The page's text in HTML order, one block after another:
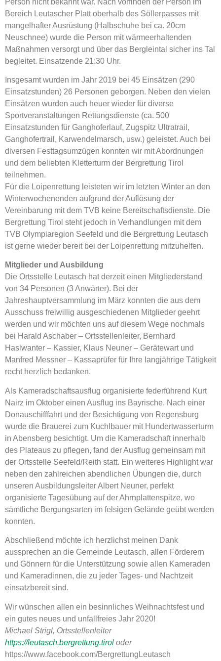
Bereich Leutascher Platt oberhalb des Söllerpasses mit
mangelhafter Ausrüstung (Halbschuhe bei ca. 20cm
Neuschnee) wurde die Person mit wärmeerhaltenden
Maßnahmen versorgt und über das Bergleintal sicher ins Tal
begleitet. Einsatzende 21:30 Uhr.
Insgesamt wurden im Jahr 2019 bei 45 Einsätzen (290
Einsatzstunden) 26 Personen geborgen. Neben den vielen
Einsätzen wurden auch heuer wieder für diverse
Sportveranstaltungen Rettungsdienste (ca. 500
Einsatzstunden für Ganghoferlauf, Zugspitz Ultratrail,
Ganghofertrail, Karwendelmarsch, usw.) geleistet. Auch bei
diversen Festtagsumzügen konnten wir mit Abordnungen
und dem beliebten Kletterturm der Bergrettung Tirol
teilnehmen.
Für die Loipenrettung leisteten wir im letzten Winter an den
Winterwochenenden aufgrund der Auflösung der
Vereinbarung mit dem TVB keine Bereitschaftsdienste. Die
Bergrettung Tirol steht jedoch in Verhandlungen mit dem
TVB Olympiaregion Seefeld und die Bergrettung Leutasch
ist gerne wieder bereit bei der Loipenrettung mitzuhelfen.
Mitglieder und Ausbildung
Die Ortsstelle Leutasch hat derzeit einen Mitgliederstand
von 34 Personen (3 Anwärter). Bei der
Jahreshauptversammlung im März konnten die aus dem
Ausschuss freiwillig ausgeschiedenen Mitglieder geehrt
werden und wir möchten uns auf diesem Wege nochmals
bei Harald Aschaber – Ortsstellenleiter, Bernhard
Haslwanter – Kassier, Klaus Neuner – Gerätewart und
Manfred Messner – Kassaprüfer für Ihre langjährige Tätigkeit
recht herzlich bedanken.
Als Kameradschaftsausflug organisierte federführend Kurt
Nairz im Oktober einen Ausflug ins Bayrische. Nach einer
Donauschifffahrt und der Besichtigung von Regensburg
wurde die Brauerei zum Kuchlbauer mit Hundertwasserturm
in Abensberg besichtigt. Um die Kameradschaft innerhalb
des Plateaus zu pflegen, fand der Ausflug gemeinsam mit
der Ortsstelle Seefeld/Reith statt. Ein weiteres Highlight war
neben den zahlreichen abendlichen Übungen die, durch
unseren Ausbildungsleiter Albert Neuner, perfekt
organisierte Tagesübung auf der Ahrnplattenspitze, wo
sämtliche Bergungsarten im felsigen Gelände geübt werden
konnten.
Abschließend möchte ich herzlichst meinen Dank
aussprechen an die Gemeinde Leutasch, allen Förderern
und Gönnern für die Unterstützung sowie allen Kameraden
und Kameradinnen, die zu jeder Tages- und Nachtzeit
einsatzbereit sind.
Wir wünschen allen ein besinnliches Weihnachtsfest und
ein gutes neues und unfallfreies Jahr 2020!
Michael Strigl, Ortsstellenleiter
https://leutasch.bergrettung.tirol oder
https://www.facebook.com/BergrettungLeutasch